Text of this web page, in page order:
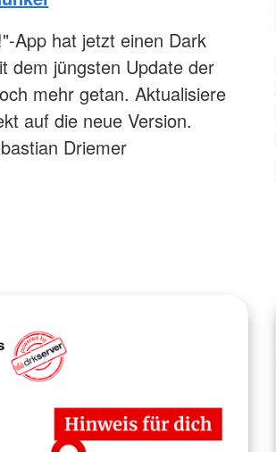
App hat jetzt einen Dark
dem jüngsten Update der
mehr getan. Aktualisiere
auf die neue Version.
Driemer